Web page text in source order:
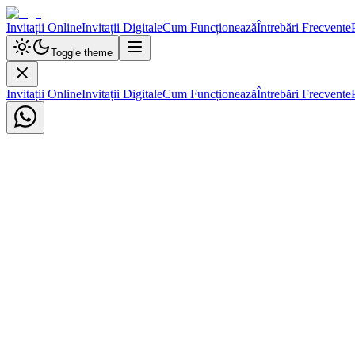
Invitații OnlineInvitații DigitaleCum FuncționeazăÎntrebări Frecvente
Toggle theme
Invitații OnlineInvitații DigitaleCum FuncționeazăÎntrebări Frecvente